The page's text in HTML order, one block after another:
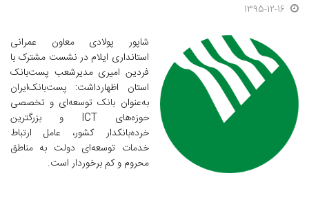
1395-12-16
شاپور پولادی معاون عمرانی
استانداری ایلام در نشست مشترک با
فردین امیری مدیرشعب پست‌بانک
استان اظهارداشت: پست‌بانک‌ایران
به‌عنوان بانک توسعه‌ای و تخصصی
حوزه‌های ICT و بزرگترین
خرده‌بانکدار کشور، عامل ارتباط
خدمات توسعه‌ای دولت به مناطق
محروم و کم برخوردار است.